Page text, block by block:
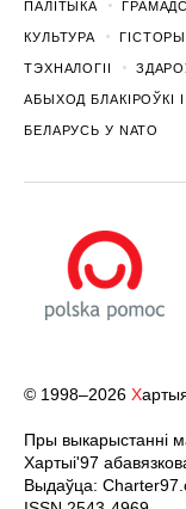
ПАЛІТЫКА
КУЛЬТУРА
ТЭХНАЛОГІІ
АБЫХОД БЛАКІРОЎКІ
БЕЛАРУСЬ У NATO
© 1998–2026 Х
Пры выкарыстанні
Хартыi'97
Выдаўца: